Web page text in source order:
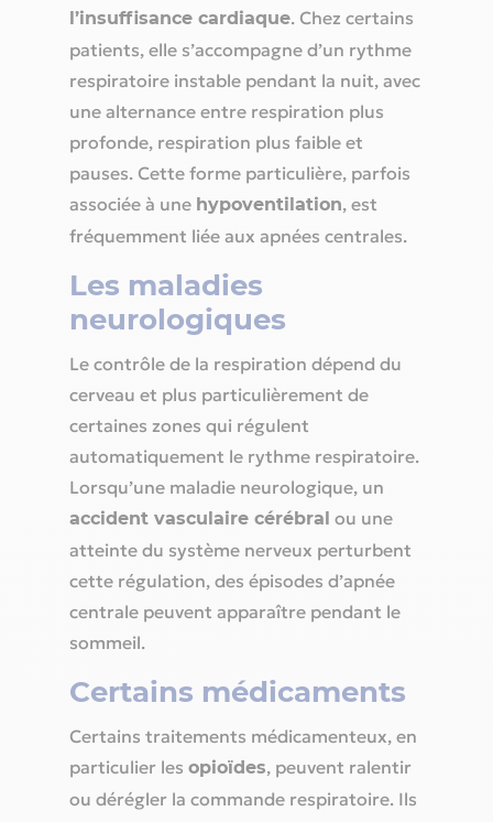
l’insuffisance cardiaque. Chez certains
patients, elle s’accompagne d’un rythme
respiratoire instable pendant la nuit, avec
une alternance entre respiration plus
profonde, respiration plus faible et
pauses. Cette forme particulière, parfois
associée à une hypoventilation, est
fréquemment liée aux apnées centrales.
Les maladies
neurologiques
Le contrôle de la respiration dépend du
cerveau et plus particulièrement de
certaines zones qui régulent
automatiquement le rythme respiratoire.
Lorsqu’une maladie neurologique, un
accident vasculaire cérébral ou une
atteinte du système nerveux perturbent
cette régulation, des épisodes d’apnée
centrale peuvent apparaître pendant le
sommeil.
Certains médicaments
Certains traitements médicamenteux, en
particulier les opioïdes, peuvent ralentir
ou dérégler la commande respiratoire. Ils